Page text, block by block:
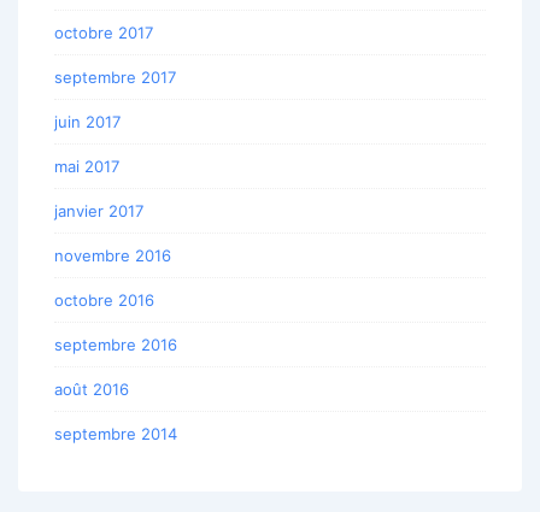
octobre 2017
septembre 2017
juin 2017
mai 2017
janvier 2017
novembre 2016
octobre 2016
septembre 2016
août 2016
septembre 2014